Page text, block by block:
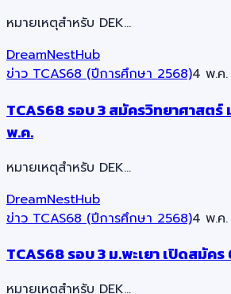
หมายเหตุสำหรับ DEK…
DreamNestHub
ข่าว TCAS68 (ปีการศึกษา 2568)4 พ.ค
TCAS68 รอบ 3 สมัครวิทยาศาสตร์
พ.ค.
หมายเหตุสำหรับ DEK…
DreamNestHub
ข่าว TCAS68 (ปีการศึกษา 2568)4 พ.ค
TCAS68 รอบ 3 ม.พะเยา เปิดสมัค
หมายเหตุสำหรับ DEK…